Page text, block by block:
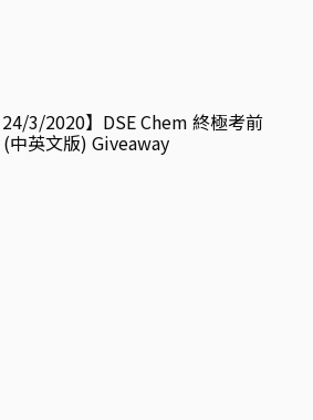
24/3/2020】DSE Chem 終極考前
中英文版) Giveaway